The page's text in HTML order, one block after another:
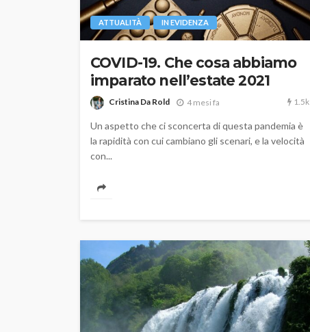
ATTUALITÀ IN EVIDENZA
COVID-19. Che cosa abbiamo
imparato nell’estate 2021
Cristina Da Rold 4 mesi fa 1.5k
Un aspetto che ci sconcerta di questa pandemia è
la rapidità con cui cambiano gli scenari, e la velocità
con...